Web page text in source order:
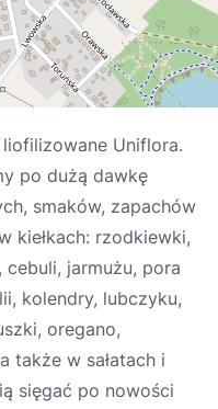
liofilizowane Uniflora.
po dużą dawkę
smaków, zapachów
kiełkach: rzodkiewki,
cebuli, jarmużu, pora
kolendry, lubczyku,
oregano,
także w sałatach i
sięgać po nowości